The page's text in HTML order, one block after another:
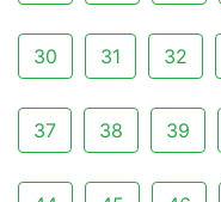
30 31 32
37 38 39